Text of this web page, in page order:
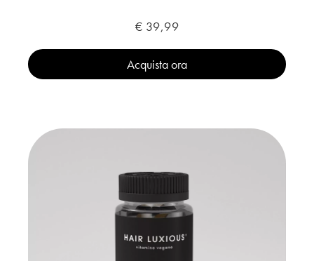
€ 39,99
Acquista ora